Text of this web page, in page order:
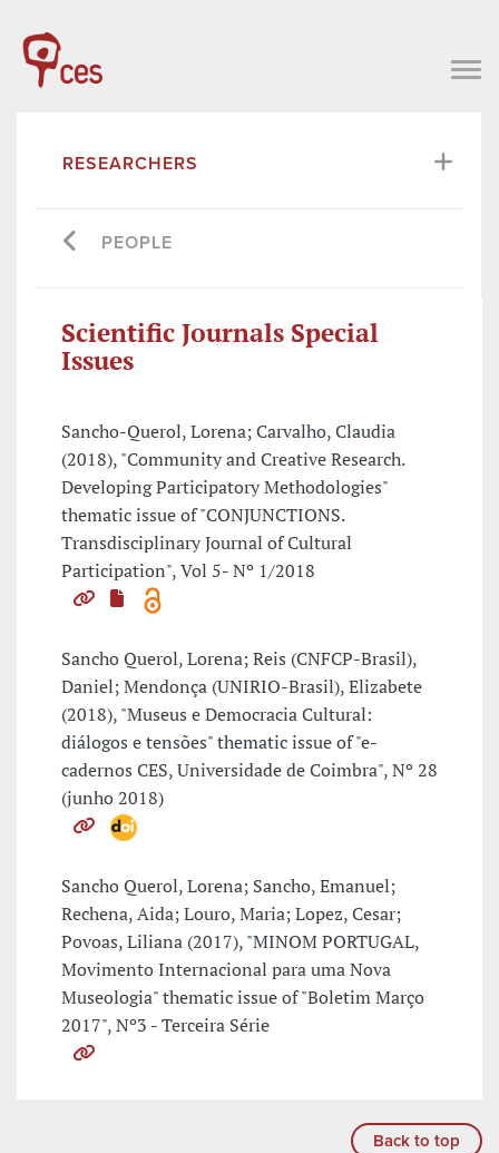
RESEARCHERS
PEOPLE
Scientific Journals Special
Issues
Sancho-Querol, Lorena; Carvalho, Claudia
(2018), "Community and Creative Research.
Developing Participatory Methodologies"
thematic issue of "CONJUNCTIONS.
Transdisciplinary Journal of Cultural
Participation", Vol 5- Nº 1/2018
Sancho Querol, Lorena; Reis (CNFCP-Brasil),
Daniel; Mendonça (UNIRIO-Brasil), Elizabete
(2018), "Museus e Democracia Cultural:
diálogos e tensões" thematic issue of "e-
cadernos CES, Universidade de Coimbra", Nº 28
(junho 2018)
Sancho Querol, Lorena; Sancho, Emanuel;
Rechena, Aida; Louro, Maria; Lopez, Cesar;
Povoas, Liliana (2017), "MINOM PORTUGAL,
Movimento Internacional para uma Nova
Museologia" thematic issue of "Boletim Março
2017", Nº3 - Terceira Série
Back to top